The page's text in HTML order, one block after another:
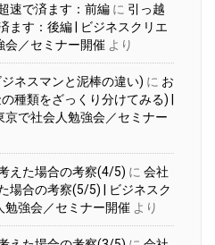
速で済ます：前編 に 引っ越
ます：後編 | ビジネスクリエ
会／セミナー開催 より
ネスマンと泥棒の違い) に お
種類をざっくり分けてみる) |
京で社会人勉強会／セミナー
えた場合の考察(4/5) に 会社
場合の考察(5/5) | ビジネスク
勉強会／セミナー開催 より